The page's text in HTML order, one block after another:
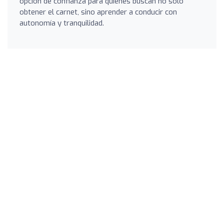
obtener el carnet, sino aprender a conducir con
autonomía y tranquilidad.